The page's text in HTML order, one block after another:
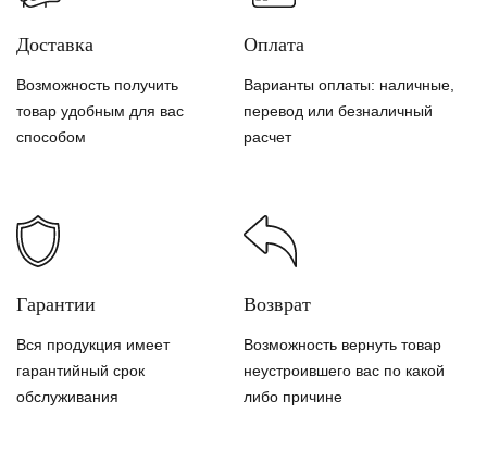
Доставка
Возможность получить
товар удобным для вас
способом
Оплата
Варианты оплаты: наличные,
перевод или безналичный
расчет
Гарантии
Вся продукция имеет
гарантийный срок
обслуживания
Возврат
Возможность вернуть товар
неустроившего вас по какой
либо причине